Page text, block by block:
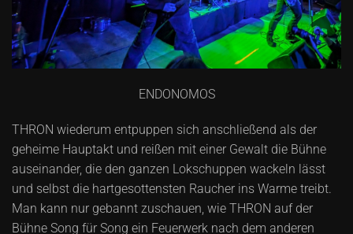
ENDONOMOS
THRON wiederum entpuppen sich anschließend als der
geheime Hauptakt und reißen mit einer Gewalt die Bühne
auseinander, die den ganzen Lokschuppen wackeln lässt
und selbst die hartgesottensten Raucher ins Warme treibt.
Man kann nur gebannt zuschauen, wie THRON auf der
Bühne Song für Song ein Feuerwerk nach dem anderen